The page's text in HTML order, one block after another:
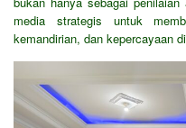
media strategis untuk
kemandirian, dan kepercayaan